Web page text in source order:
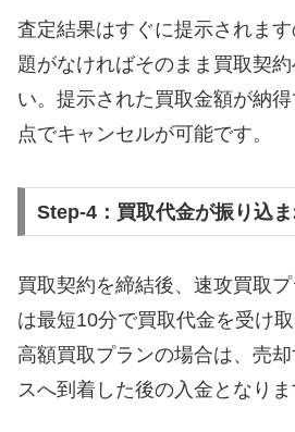
査定結果はすぐに提示されま
題がなければそのまま買取契
い。提示された買取金額が納
点でキャンセルが可能です。
Step-4：買取代金が振り込
買取契約を締結後、速攻買取
は最短10分で買取代金を受け
高額買取プランの場合は、売
スへ到着した後の入金となりま